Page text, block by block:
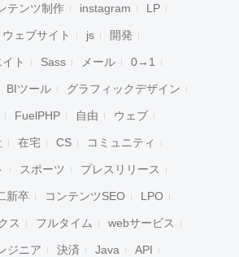
テンツ制作 instagram LP
ウェブサイト js 開発
ト Sass メール 0→1
BIツール グラフィックデザイン
FuelPHP 自由 ウェブ
在宅 CS コミュニティ
スポーツ プレスリリース
新卒 コンテンツSEO LPO
ス フルタイム webサービス
ジニア 決済 Java API